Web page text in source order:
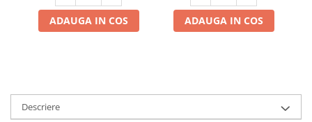
Corpuri Led lineare
Tablou si sigurante electrice
ADAUGA IN COS ADAUGA IN COS
Descriere